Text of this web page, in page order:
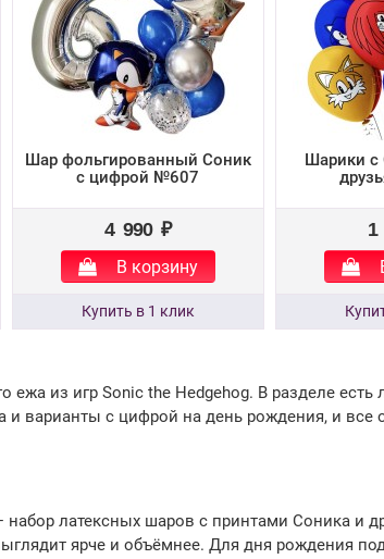
Шар фольгированный Соник
с цифрой №607
4 990 ₽
В корзину
Шарики с
1
из игр Sonic the Hedgehog. В разделе есть
варианты с цифрой на день рождения, и все
латексных шаров с принтами Соника и
ярче и объёмнее. Для дня рождения